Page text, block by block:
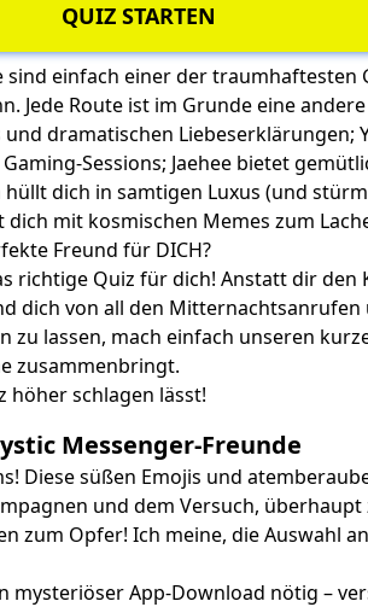
QUIZ STARTEN
sind einfach einer der traumhaftesten
Jede Route ist im Grunde eine
dramatischen Liebeserklärungen;
Sessions; Jaehee bietet
dich in samtigen Luxus (und
dich mit kosmischen Memes zum
Freund für DICH?
richtige Quiz für dich! Anstatt dir den
dich von all den Mitternachtsanrufen
lassen, mach einfach unseren
zusammenbringt.
höher schlagen lässt!
Messenger-Freunde
Diese süßen Emojis und
und dem Versuch,
zum Opfer! Ich meine, die Auswahl
mysteriöser App-Download nötig –